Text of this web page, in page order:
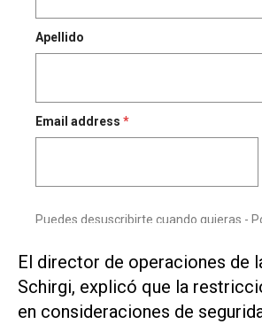
El ⁠director de operaciones de
Schirgi, explicó que ‌la
‌en consideraciones de